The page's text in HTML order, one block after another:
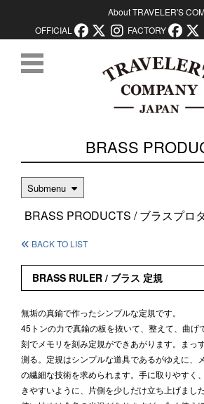
About TRAVELER'S
OFFICIAL
FACTORY
BRASS
Submenu
BRASS PRODUCTS / ブラスプロ
BACK TO LIST
BRASS RULER / ブラス 定規
無垢の真鍮で作ったシンプルな定規です。
45トンの力で真鍮の板を抜いて、整えて、曲げ
刻でメモリを刻み定規ができあがります。まっ
測る。定規はシンプルな道具であるがゆえに、
の繊細な技術を求められます。手に取りやすく
きやすいように、片側を少しだけ立ち上げました